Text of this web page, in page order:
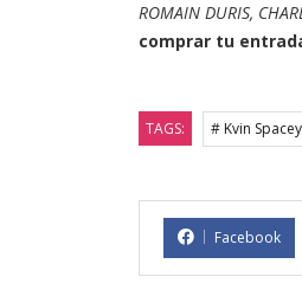
ROMAIN DURIS,
comprar tu
TAGS: # Kvin Spacey
Facebook